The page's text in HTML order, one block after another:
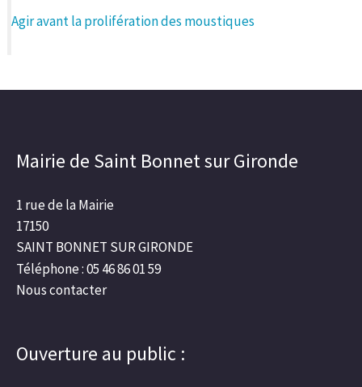
Agir avant la prolifération des moustiques
Mairie de Saint Bonnet sur Gironde
1 rue de la Mairie
17150
SAINT BONNET SUR GIRONDE
Téléphone : 05 46 86 01 59
Nous contacter
Ouverture au public :